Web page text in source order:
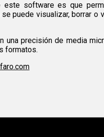
software es que
puede visualizar, borrar
una precisión de media
formatos.